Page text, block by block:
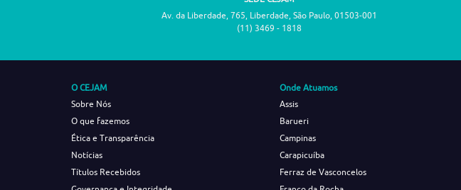
Av. da Liberdade, 765, Liberdade, São Paulo, 01503-001
(11) 3469 - 1818
O CEJAM
Sobre Nós
O que fazemos
Ética e Transparência
Notícias
Títulos Recebidos
Onde Atuamos
Assis
Barueri
Campinas
Carapicuíba
Ferraz de Vasconcelos